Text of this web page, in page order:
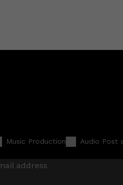
Music Production Audio Post
address